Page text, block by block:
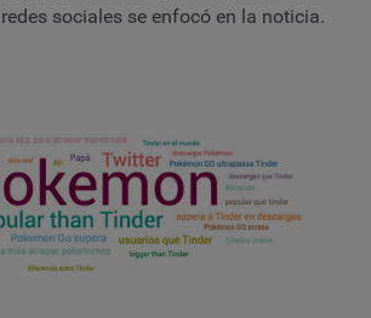
sociales se enfocó en la noticia.